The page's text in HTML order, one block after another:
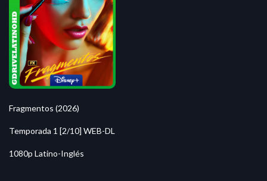
Fragmentos (2026)
Temporada 1 [2/10] WEB-DL
1080p Latino-Inglés